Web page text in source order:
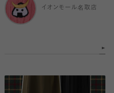
イオンモール名取店